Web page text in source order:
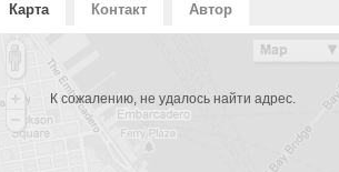
Карта Контакт Автор
К сожалению, не удалось найти адрес.